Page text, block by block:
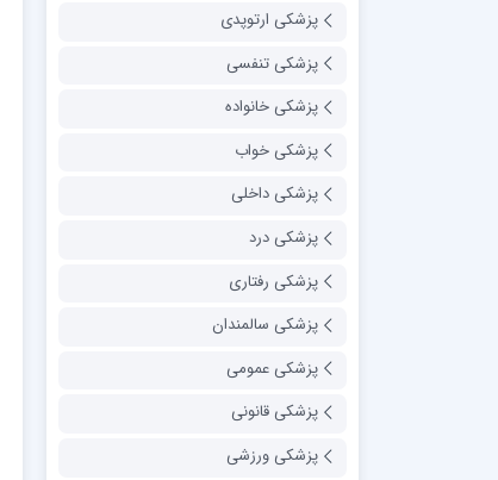
پزشکی ارتوپدی
پزشکی تنفسی
پزشکی خانواده
پزشکی خواب
پزشکی داخلی
پزشکی درد
پزشکی رفتاری
پزشکی سالمندان
پزشکی عمومی
پزشکی قانونی
پزشکی ورزشی